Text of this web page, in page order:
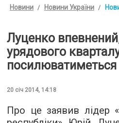
Новини Новини України
Луценко
урядового
посилюватиметься
20 січ 2014, 14:18
Про це заявив лідер